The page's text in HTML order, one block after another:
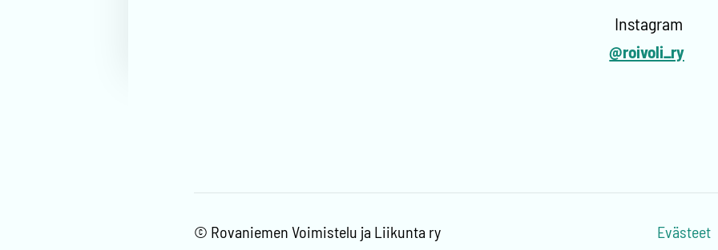
Instagram
@roivoli_ry
© Rovaniemen Voimistelu ja Liikunta ry Evästeet